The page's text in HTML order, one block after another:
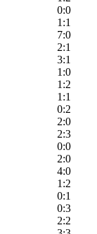
0:0
1:1
7:0
2:1
3:1
1:0
1:2
1:1
0:2
2:0
2:3
0:0
2:0
4:0
1:2
0:1
0:3
2:2